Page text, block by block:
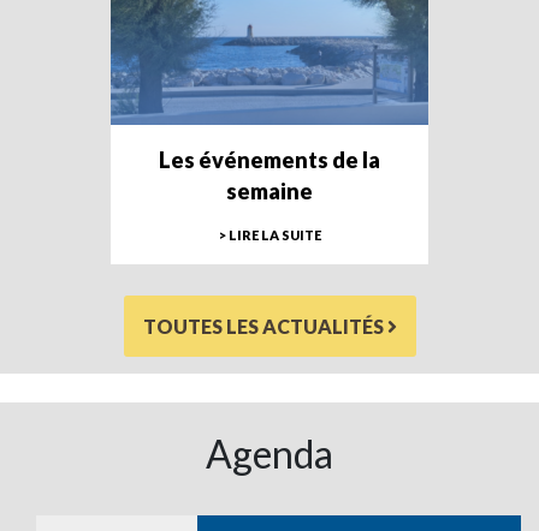
Les événements de la
semaine
> LIRE LA SUITE
TOUTES LES ACTUALITÉS
Agenda